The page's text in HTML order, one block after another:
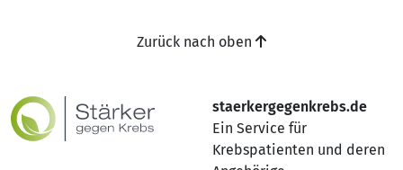
staerkergegenkrebs.de
Ein Service für
Krebspatienten und deren
Zurück nach oben